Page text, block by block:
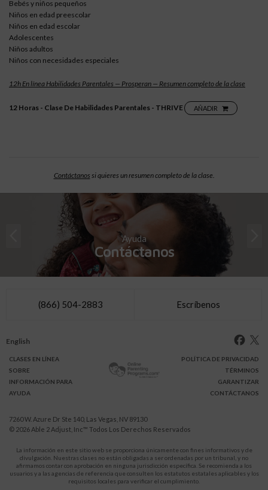
Bebés y niños pequeños
Niños en edad preescolar
Niños en edad escolar
Adolescentes
Niños adultos
Niños con necesidades especiales
12h En línea Habilidades Parentales — Prosperan — Resumen completo de la clase
12 Horas - Clase De Habilidades Parentales - THRIVE AÑADIR
Contáctanos si quieres un resumen completo de la clase.
Ayuda
Contáctanos
(866) 504-2883 Escríbenos
English
CLASES EN LÍNEA
SOBRE
INFORMACIÓN PARA
AYUDA
POLÍTICA DE PRIVACIDAD
TÉRMINOS
GARANTIZAR
CONTÁCTANOS
7260 W. Azure Dr Ste 140, Las Vegas, NV 89130
© 2026 Able 2 Adjust, Inc™ Todos Los Derechos Reservados
La información en este sitio web se proporciona únicamente con fines informativos y de
divulgación. Nuestras clases no están obligadas a ser ordenadas por un tribunal, y no
afirmamos contar con aprobación en ninguna jurisdicción específica. Se recomienda a los
usuarios y a las agencias de referencia que consulten los estatutos estatales aplicables y los
requisitos locales para verificar el cumplimiento.